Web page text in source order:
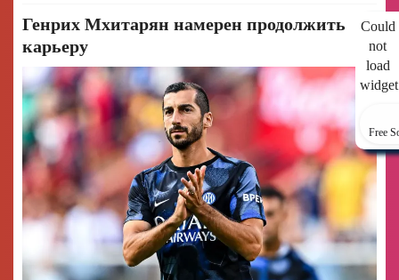
Could
not
load
Free
Генрих Мхитарян намерен продолжить
карьеру